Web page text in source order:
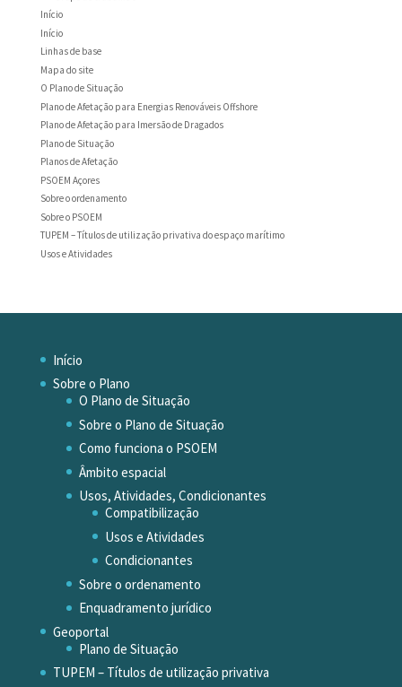
Início
Início
Linhas de base
Mapa do site
O Plano de Situação
Plano de Afetação para Energias Renováveis Offshore
Plano de Afetação para Imersão de Dragados
Plano de Situação
Planos de Afetação
PSOEM Açores
Sobre o ordenamento
Sobre o PSOEM
TUPEM – Títulos de utilização privativa do espaço marítimo
Usos e Atividades
Início
Sobre o Plano
O Plano de Situação
Sobre o Plano de Situação
Como funciona o PSOEM
Âmbito espacial
Usos, Atividades, Condicionantes
Compatibilização
Usos e Atividades
Condicionantes
Sobre o ordenamento
Enquadramento jurídico
Geoportal
Plano de Situação
TUPEM – Títulos de utilização privativa